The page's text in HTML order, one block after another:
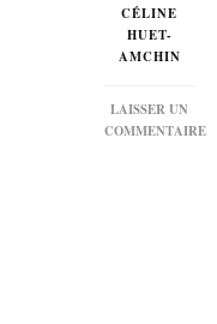
CÉLINE
HUET-
AMCHIN
LAISSER UN
COMMENTAIRE